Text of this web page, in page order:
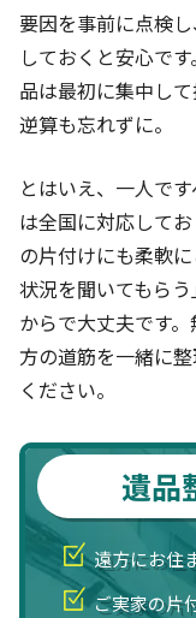
要因を事前に点検
しておくと安心で
品は最初に集中し
逆算も忘れずに。
とはいえ、一人で
は全国に対応して
の片付けにも柔軟
状況を聞いてもら
からで大丈夫です
方の道筋を一緒に
ください。
遺品
遠方にお住
ご実家の片